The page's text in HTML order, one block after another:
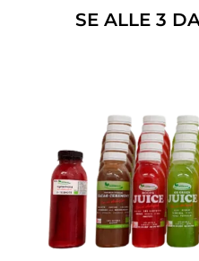
SE ALLE 3